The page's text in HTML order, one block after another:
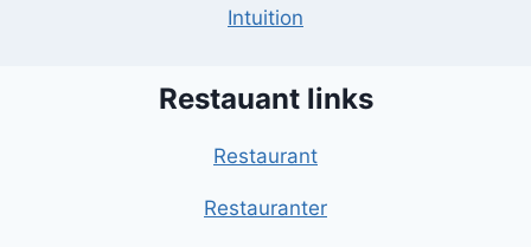
Intuition
Restauant links
Restaurant
Restauranter